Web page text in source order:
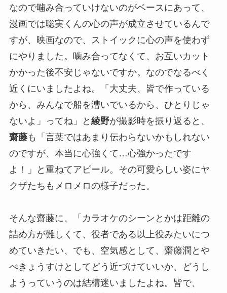
なので噛み合っていけないのがベースにあって、
漫画では聡実くんの心の声が成立させているんで
すが、映画なので、ストイックに心の声を使わず
にやりました。噛み合ってなくて、お互いカット
かかった後不安じゃないですか。なのでなるべく
近くにいましたよね。「大丈夫、皆で作っている
から、みんなで船を漕いでいるから、ひとりじゃ
ないよ」ってね」と 綾野が撮影時を振り返ると、
齋藤も「言葉ではあまり伝わらないかもしれない
のですが、本当に心強くて…心強かったです
よ！」と重ねてアピール。その可愛らしい姿にヤ
クザたちもメロメロの様子だった。
そんな齋藤に、「カラオケのシーンとかは距離の
詰め方が難しくて、役者である以上役みたいにつ
めていきたい、でも、空気感として、齋藤潤とや
べきょうすけとしてどう近づけていいか、どうし
ようっていうのは結構迷いましたよね。皆で、